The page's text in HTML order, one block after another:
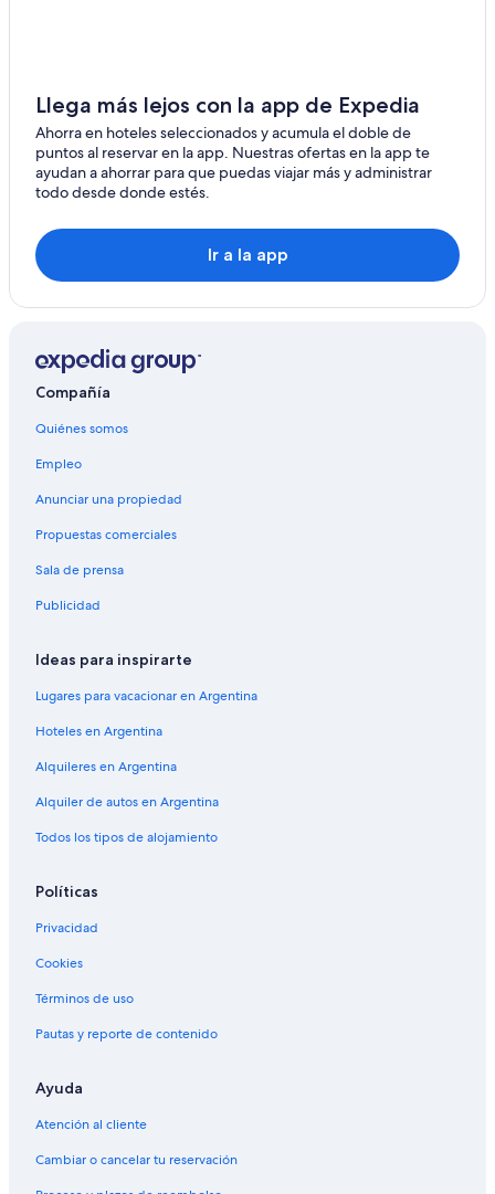
Pregny-Chambesy
Onex
Confignon
Chene-Bougeries
Genthod
Cartigny
Llega más lejos con la app de Expedia
Ahorra en hoteles seleccionados y acumula el doble de
puntos al reservar en la app. Nuestras ofertas en la app te
ayudan a ahorrar para que puedas viajar más y administrar
todo desde donde estés.
Ir a la app
Compañía
Quiénes somos
Empleo
Anunciar una propiedad
Propuestas comerciales
Sala de prensa
Publicidad
Ideas para inspirarte
Lugares para vacacionar en Argentina
Hoteles en Argentina
Alquileres en Argentina
Alquiler de autos en Argentina
Todos los tipos de alojamiento
Políticas
Privacidad
Cookies
Términos de uso
Pautas y reporte de contenido
Ayuda
Atención al cliente
Cambiar o cancelar tu reservación